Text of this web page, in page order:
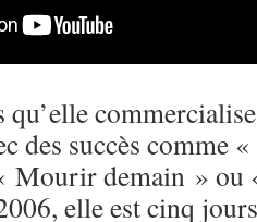
des succès comme
Mourir demain » ou
elle est cinq